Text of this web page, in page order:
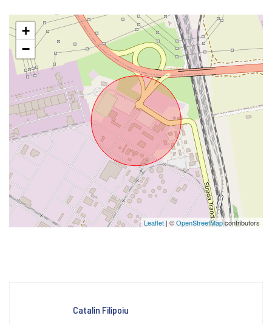
+
−
Leaflet | ©OpenStreetMapcontributors
Catalin Filipoiu